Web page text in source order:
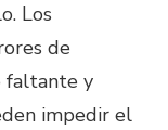
Los
de
faltante y
impedir el